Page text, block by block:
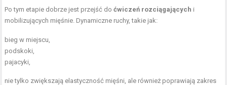
Po tym etapie dobrze jest przejść doćwiczeń rozciągających i
mobilizujących mięśnie. Dynamiczne ruchy, takie jak:
bieg w miejscu
podskoki,
pajacyki,
nie tylko zwiększają elastyczność mięśni, ale również poprawiają zakres